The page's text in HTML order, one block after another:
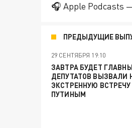
🎧 Apple Podcasts
ПРЕДЫДУЩИЕ
29 СЕНТЯБРЯ 19:10
ЗАВТРА БУДЕТ
ДЕПУТАТОВ ВЫЗВАЛИ
ЭКСТРЕННУЮ ВСТРЕЧУ
ПУТИНЫМ